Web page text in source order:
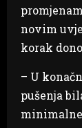
novim
korak
– U
pušenja